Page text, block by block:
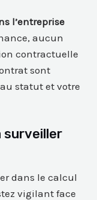
l’entreprise
aucun
contractuelle
sont
statut et votre
surveiller
dans le calcul
vigilant face